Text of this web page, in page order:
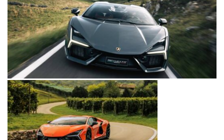
Przelicznik mocy
Auto z niemiec
Galerie